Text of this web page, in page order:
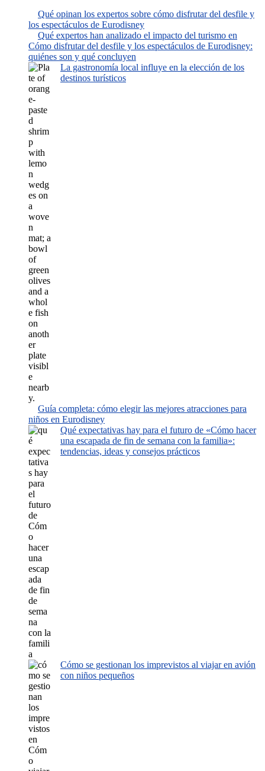
Qué opinan los expertos sobre cómo disfrutar del desfile y
los espectáculos de Eurodisney
Qué expertos han analizado el impacto del turismo en
Cómo disfrutar del desfile y los espectáculos de Eurodisney:
quiénes son y qué concluyen
La gastronomía local influye en la elección de los
destinos turísticos
Guía completa: cómo elegir las mejores atracciones para
niños en Eurodisney
Qué expectativas hay para el futuro de «Cómo hacer
una escapada de fin de semana con la familia»:
tendencias, ideas y consejos prácticos
Cómo se gestionan los imprevistos al viajar en avión
con niños pequeños